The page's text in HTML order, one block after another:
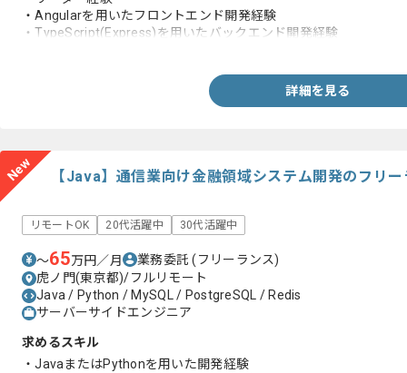
・Angularを用いたフロントエンド開発経験
・TypeScript(Express)を用いたバックエンド開発経験
詳細を見る
New 【Java】通信業向け金融領域システム開発のフリ
リモートOK 20代活躍中 30代活躍中
〜65万円／月 業務委託(フリーランス)
虎ノ門(東京都)/フルリモート
Java / Python / MySQL / PostgreSQL / Redis
サーバーサイドエンジニア
求めるスキル
・JavaまたはPythonを用いた開発経験